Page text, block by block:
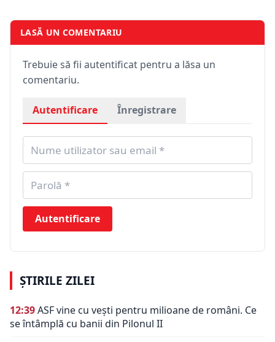
LASĂ UN COMENTARIU
Trebuie să fii autentificat pentru a lăsa un
comentariu.
Autentificare Înregistrare
Autentificare
ȘTIRILE ZILEI
12:39ASF vine cu vești pentru milioane de români. Ce
se întâmplă cu banii din Pilonul II